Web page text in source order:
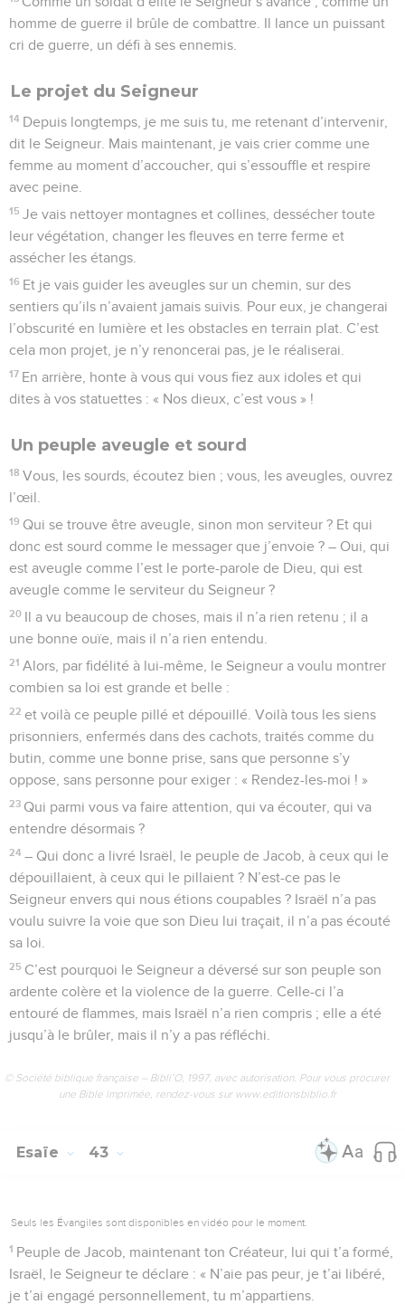
homme de guerre il brûle de combattre. Il lance un puissant
cri de guerre, un défi à ses ennemis.
Le projet du Seigneur
14 Depuis longtemps, je me suis tu, me retenant d’intervenir,
dit le Seigneur. Mais maintenant, je vais crier comme une
femme au moment d’accoucher, qui s’essouffle et respire
avec peine.
15 Je vais nettoyer montagnes et collines, dessécher toute
leur végétation, changer les fleuves en terre ferme et
assécher les étangs.
16 Et je vais guider les aveugles sur un chemin, sur des
sentiers qu’ils n’avaient jamais suivis. Pour eux, je changerai
l’obscurité en lumière et les obstacles en terrain plat. C’est
cela mon projet, je n’y renoncerai pas, je le réaliserai.
17 En arrière, honte à vous qui vous fiez aux idoles et qui
dites à vos statuettes : « Nos dieux, c’est vous » !
Un peuple aveugle et sourd
18 Vous, les sourds, écoutez bien ; vous, les aveugles, ouvrez
l’œil.
19 Qui se trouve être aveugle, sinon mon serviteur ? Et qui
donc est sourd comme le messager que j’envoie ? – Oui, qui
est aveugle comme l’est le porte-parole de Dieu, qui est
aveugle comme le serviteur du Seigneur ?
20 Il a vu beaucoup de choses, mais il n’a rien retenu ; il a
une bonne ouïe, mais il n’a rien entendu.
21 Alors, par fidélité à lui-même, le Seigneur a voulu montrer
combien sa loi est grande et belle :
22 et voilà ce peuple pillé et dépouillé. Voilà tous les siens
prisonniers, enfermés dans des cachots, traités comme du
butin, comme une bonne prise, sans que personne s’y
oppose, sans personne pour exiger : « Rendez-les-moi ! »
23 Qui parmi vous va faire attention, qui va écouter, qui va
entendre désormais ?
24 – Qui donc a livré Israël, le peuple de Jacob, à ceux qui le
dépouillaient, à ceux qui le pillaient ? N’est-ce pas le
Seigneur envers qui nous étions coupables ? Israël n’a pas
voulu suivre la voie que son Dieu lui traçait, il n’a pas écouté
sa loi.
25 C’est pourquoi le Seigneur a déversé sur son peuple son
ardente colère et la violence de la guerre. Celle-ci l’a
entouré de flammes, mais Israël n’a rien compris ; elle a été
jusqu’à le brûler, mais il n’y a pas réfléchi.
© Société biblique française – Bibli’O, 1997, avec autorisation. Pour vous procurer
une Bible imprimée, rendez-vous sur www.editionsbiblio.fr
Esaïe 43
Seuls les Évangiles sont disponibles en vidéo pour le moment.
1 Peuple de Jacob, maintenant ton Créateur, lui qui t’a formé,
Israël, le Seigneur te déclare : « N’aie pas peur, je t’ai libéré,
je t’ai engagé personnellement, tu m’appartiens.